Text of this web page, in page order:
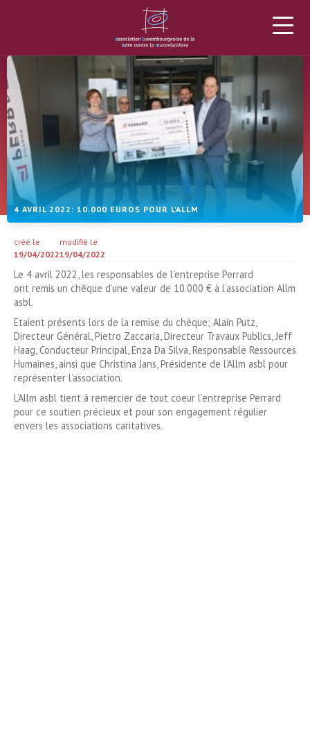
L’ALLM
LA MUCOVISCIDOSE
PROJETS
DONS
ACTUALITÉS
AGENDA
MATÉRIEL
PLUS
4 AVRIL 2022: 10.000 EUROS POUR L'ALLM
créé le
19/04/2022
modifié le
19/04/2022
Le 4 avril 2022 les responsables de l’entreprise Perrard
ont remis un chèque d’une valeur de 10.000 € à l‘association Allm
asbl.
Etaient présents lors de la remise du chèque; Alain Putz,
Directeur Général, Pietro Zaccaria, Directeur Travaux Publics, Jeff
Haag, Conducteur Principal, Enza Da Silva, Responsable Ressources
Humaines, ainsi que Christina Jans, Présidente de l’Allm asbl pour
représenter l’association.
L’Allm asbl tient à remercier de tout coeur l’entreprise Perrard
pour ce soutien précieux et pour son engagement régulier
envers les associations caritatives.